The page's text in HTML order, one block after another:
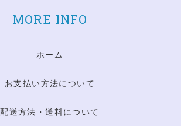
MORE INFO
ホーム
お支払い方法について
配送方法・送料について